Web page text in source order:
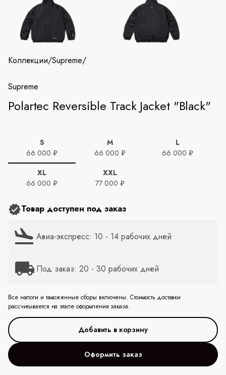
Коллекции/Supreme/
Supreme
Polartec Reversible Track Jacket "Black"
S
66 000 ₽
M
66 000 ₽
L
66 000 ₽
XL
66 000 ₽
XXL
77 000 ₽
Товар доступен под заказ
Авиа-экспресс: 10 - 14 рабочих дней
Под заказ: 20 - 30 рабочих дней
Все налоги и таможенные сборы включены. Стоимость доставки
рассчитывается на этапе оформления заказа.
Оформить заказ